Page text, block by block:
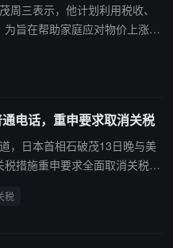
三表示，他计划利用税收、
旨在帮助家庭应对物价上涨的
预计额外的税收收入将达到
新高。
电话，重申要求取消关税
，日本首相石破茂13日晚与美
措施重申要求全面取消关税。
会谈，进一步深化日美合作相
税